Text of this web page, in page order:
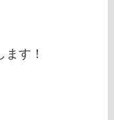
す！